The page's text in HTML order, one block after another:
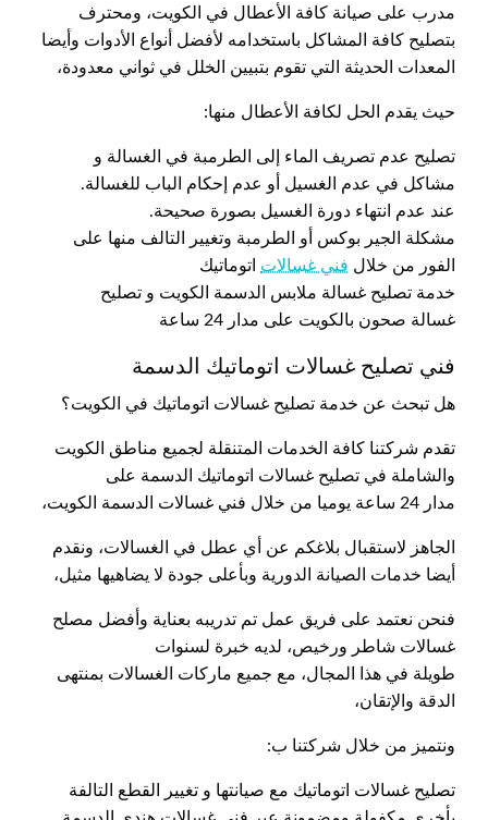
مدرب على صيانة كافة الأعطال في الكويت، ومحترف
بتصليح كافة المشاكل باستخدامه لأفضل أنواع الأدوات وأيضا
المعدات الحديثة التي تقوم بتبيين الخلل في ثواني معدودة،
حيث يقدم الحل لكافة الأعطال منها:
تصليح عدم تصريف الماء إلى الطرمبة في الغسالة و
مشاكل في عدم الغسيل أو عدم إحكام الباب للغسالة.
عند عدم انتهاء دورة الغسيل بصورة صحيحة.
مشكلة الجير بوكس أو الطرمبة وتغيير التالف منها على
الفور من خلال فني غسالات اتوماتيك
خدمة تصليح غسالة ملابس الدسمة الكويت و تصليح
غسالة صحون بالكويت على مدار 24 ساعة
فني تصليح غسالات اتوماتيك الدسمة
هل تبحث عن خدمة تصليح غسالات اتوماتيك في الكويت؟
تقدم شركتنا كافة الخدمات المتنقلة لجميع مناطق الكويت
والشاملة في تصليح غسالات اتوماتيك الدسمة على
مدار 24 ساعة يوميا من خلال فني غسالات الدسمة الكويت،
الجاهز لاستقبال بلاغكم عن أي عطل في الغسالات، ونقدم
أيضا خدمات الصيانة الدورية وبأعلى جودة لا يضاهيها مثيل،
فنحن نعتمد على فريق عمل تم تدريبه بعناية وأفضل مصلح
غسالات شاطر ورخيص، لديه خبرة لسنوات
طويلة في هذا المجال، مع جميع ماركات الغسالات بمنتهى
الدقة والإتقان،
ونتميز من خلال شركتنا ب:
تصليح غسالات اتوماتيك مع صيانتها و تغيير القطع التالفة